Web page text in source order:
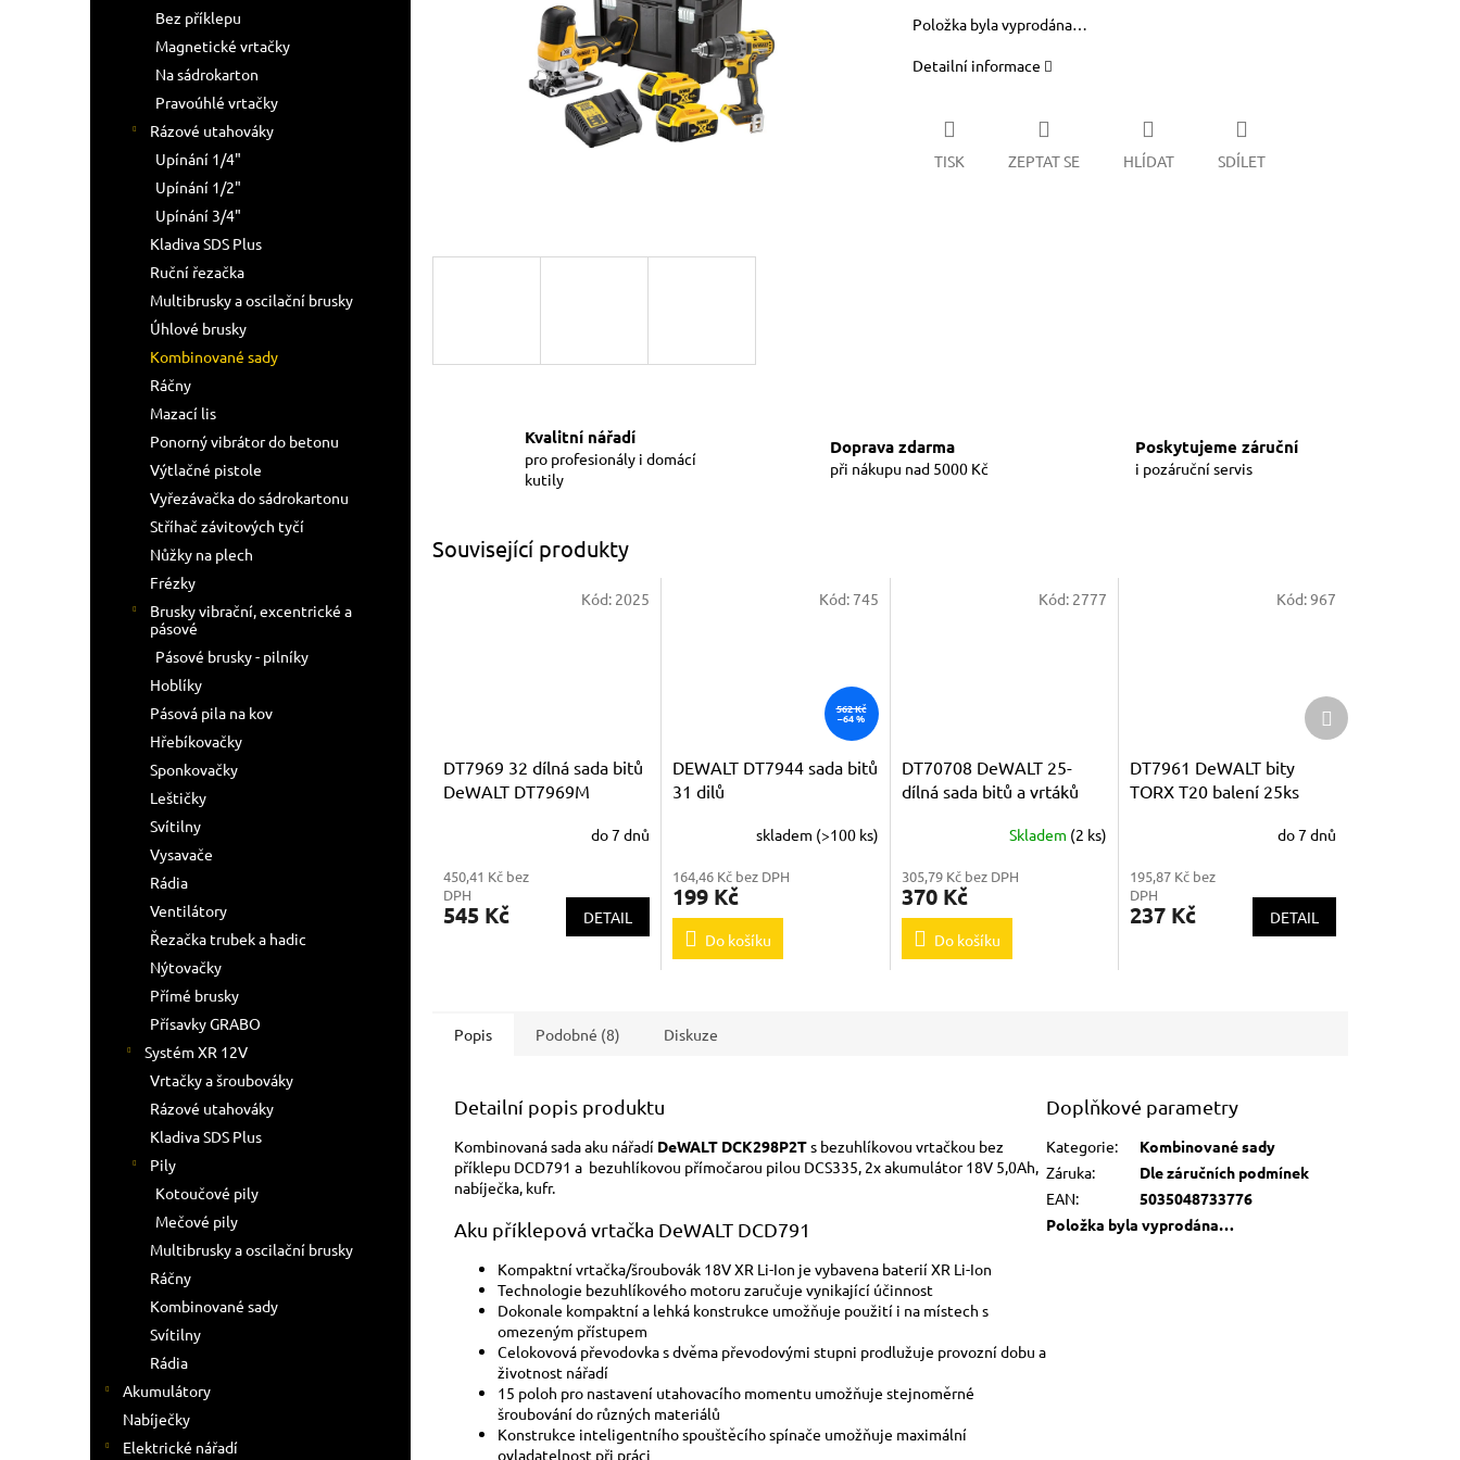
Bez příklepu
Magnetické vrtačky
Na sádrokarton
Pravoúhlé vrtačky
Rázové utahováky
Upínání 1/4"
Upínání 1/2"
Upínání 3/4"
Kladiva SDS Plus
Ruční řezačka
Multibrusky a oscilační brusky
Úhlové brusky
Kombinované sady
Ráčny
Mazací lis
Ponorný vibrátor do betonu
Výtlačné pistole
Vyřezávačka do sádrokartonu
Stříhač závitových tyčí
Nůžky na plech
Frézky
Brusky vibrační, excentrické a
pásové
Pásové brusky - pilníky
Hoblíky
Pásová pila na kov
Hřebíkovačky
Sponkovačky
Leštičky
Svítilny
Vysavače
Rádia
Ventilátory
Řezačka trubek a hadic
Nýtovačky
Přímé brusky
Přísavky GRABO
Systém XR 12V
Vrtačky a šroubováky
Rázové utahováky
Kladiva SDS Plus
Pily
Kotoučové pily
Mečové pily
Multibrusky a oscilační brusky
Ráčny
Kombinované sady
Svítilny
Rádia
Akumulátory
Nabíječky
Elektrické nářadí
Položka byla vyprodána…
Detailní informace
TISK ZEPTAT SE HLÍDAT SDÍLET
Kvalitní nářadí
pro profesionály i domácí
kutily
Doprava zdarma
při nákupu nad 5000 Kč
Poskytujeme záruční
i pozáruční servis
Související produkty
DT7969 32 dílná sada bitů
DeWALT DT7969M
do 7 dnů
450,41 Kč bez
DPH
545 Kč DETAIL
Kód: 2025
562 Kč
–64 %
DEWALT DT7944 sada bitů
31 dilů
skladem (>100 ks)
164,46 Kč bez DPH
199 Kč
Do košíku
Kód: 745
DT70708 DeWALT 25-
dílná sada bitů a vrtáků
Skladem (2 ks)
305,79 Kč bez DPH
370 Kč
Do košíku
Kód: 2777
DT7961 DeWALT bity
TORX T20 balení 25ks
do 7 dnů
195,87 Kč bez
DPH
237 Kč DETAIL
Kód:967
Další
produkt
Popis Podobné (8) Diskuze
Detailní popis produktu
Kombinovaná sada aku nářadí DeWALT DCK298P2Ts bezuhlíkovou vrtačkou bez
příklepu DCD791 a bezuhlíkovou přímočarou pilou DCS335, 2x akumulátor 18V 5,0Ah,
nabíječka, kufr.
Aku příklepová vrtačka DeWALT DCD791
Kompaktní vrtačka/šroubovák 18V XR Li-Ion je vybavena baterií XR Li-Ion
Technologie bezuhlíkového motoru zaručuje vynikající účinnost
Dokonale kompaktní a lehká konstrukce umožňuje použití i na místech s
omezeným přístupem
Celokovová převodovka s dvěma převodovými stupni prodlužuje provozní dobu a
životnost nářadí
15 poloh pro nastavení utahovacího momentu umožňuje stejnoměrné
šroubování do různých materiálů
Konstrukce inteligentního spouštěcího spínače umožňuje maximální
ovladatelnost při práci
Doplňkové parametry
Kategorie:
Kombinované sady
Záruka:
Dle záručních podmínek
EAN:
5035048733776
Položka byla vyprodána…